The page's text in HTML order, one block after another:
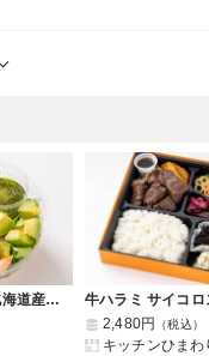
エビとアボカド北海道産モッツァレラチーズサラスパ バジルソース
2,480円 （税込）
キッチンひまわ